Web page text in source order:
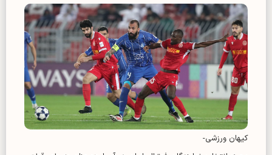
کیهان ورزشی-